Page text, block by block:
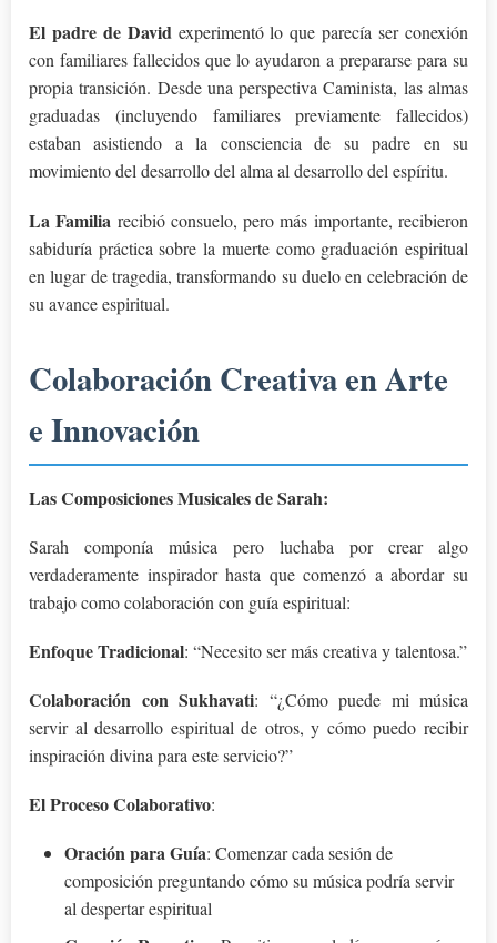
El padre de Davidexperimentó lo que parecía ser conexión
con familiares fallecidos que lo ayudaron a prepararse para su
propia transición. Desde una perspectiva Caminista, las almas
graduadas (incluyendo familiares previamente fallecidos)
estaban asistiendo a la consciencia de su padre en su
movimiento del desarrollo del alma al desarrollo del espíritu.
La Familia recibió consuelo, pero más importante, recibieron
sabiduría práctica sobre la muerte como graduación espiritual
en lugar de tragedia, transformando su duelo en celebración de
su avance espiritual.
Colaboración Creativa en Arte
e Innovación
Las Composiciones Musicales de Sarah:
Sarah componía música pero luchaba por crear algo
verdaderamente inspirador hasta que comenzó a abordar su
trabajo como colaboración con guía espiritual:
Enfoque Tradicional: “Necesito ser más creativa y talentosa.”
Colaboración con Sukhavati: “¿Cómo puede mi música
servir al desarrollo espiritual de otros, y cómo puedo recibir
inspiración divina para este servicio?”
El Proceso Colaborativo:
Oración para Guía: Comenzar cada sesión de
composición preguntando cómo su música podría servir
al despertar espiritual